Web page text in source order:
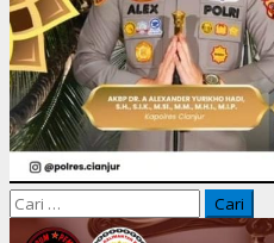
Cari
untuk: